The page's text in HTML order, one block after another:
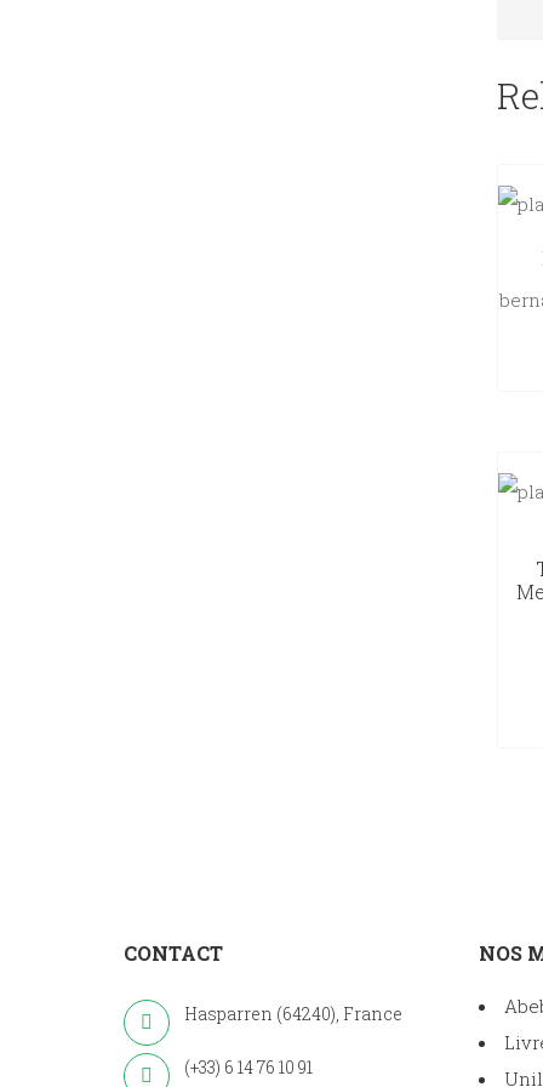
CONTACT
Hasparren (64240), France
(+33) 6 14 76 10 91
NOS